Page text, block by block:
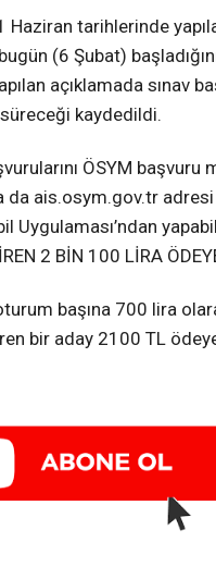
Haziran tarihlerinde
(6 Şubat)
açıklamada sınav
kaydedildi.
ÖSYM başvuru
da ais.osym.gov.tr
Uygulaması’ndan
2 BİN 100 LİRA
başına 700 lira
bir aday 2100 TL